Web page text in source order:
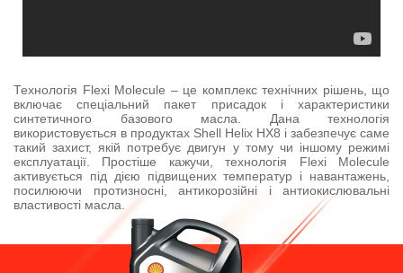
Технологія Flexi Molecule – це комплекс технічних рішень, що
включає спеціальний пакет присадок і характеристики
синтетичного базового масла. Дана технологія
використовується в продуктах Shell Helix HX8 і забезпечує саме
такий захист, якій потребує двигун у тому чи іншому режимі
експлуатації. Простіше кажучи, технологія Flexi Molecule
активується під дією підвищених температур і навантажень,
посилюючи протизносні, антикорозійні і антиокислювальні
властивості масла.